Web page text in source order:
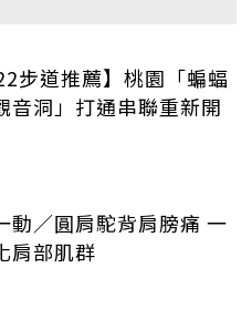
步道推薦】桃園「蝙蝠
音洞」打通串聯重新開
動／圓肩駝背肩膀痛 一
肩部肌群